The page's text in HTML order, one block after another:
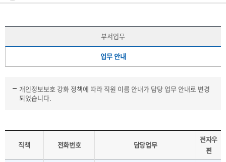
부서업무
업무 안내
개인정보보호 강화 정책에 따라 직원 이름 안내가 담당 업무 안내로 변경
되었습니다.
직책 전화번호 담당업무
전자우
편